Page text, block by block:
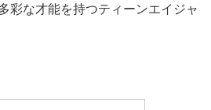
彩な才能を持つティーンエイジャ